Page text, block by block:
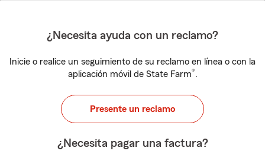
¿Necesita ayuda con un reclamo?
Inicie o realice un seguimiento de su reclamo en línea o con la
aplicación móvil de State Farm®.
Presente un reclamo
¿Necesita pagar una factura?